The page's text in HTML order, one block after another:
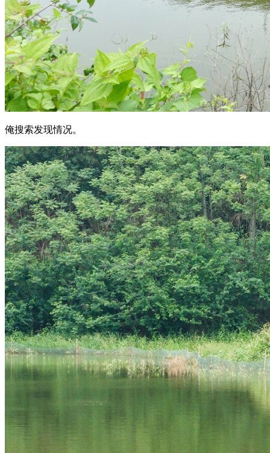
俺搜索发现情况。